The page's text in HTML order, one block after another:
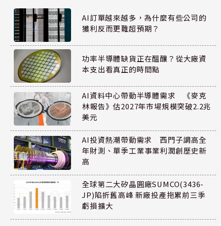
AI訂單越來越多，為什麼有些公司的
獲利反而更難超預期？
功率半導體缺貨正在醞釀？從大廠資
本支出看真正的時間點
AI資料中心帶動半導體需求 《麥克
林報告》估2027年市場規模突破2.2兆
美元
AI投資熱潮帶動需求 西門子調高全
年財測、單季工業事業利潤創歷史新
高
全球第二大矽晶圓廠SUMCO(3436-
JP)陷折舊高峰 新廠投產拖累前三季
虧損擴大